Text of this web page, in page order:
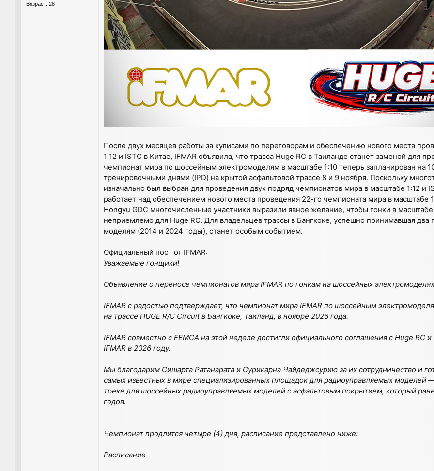
Возраст: 28
После двух месяцев работы за кулисами по переговорам и обеспечению нового места
1:12 и ISTC в Китае, IFMAR объявила, что трасса Huge RC в Таиланде станет заменой для
чемпионат мира по шоссейным электромоделям в масштабе 1:10 теперь запланирован на
тренировочными днями (IPD) на крытой асфальтовой трассе 8 и 9 ноября. Поскольку
изначально был выбран для проведения двух подряд чемпионатов мира в масштабе 1:12 и
работает над обеспечением нового места проведения 22-го чемпионата мира в масштабе
Hongyu GDC многочисленные участники выразили явное желание, чтобы гонки в
неприемлемо для Huge RC. Для владельцев трассы в Бангкоке, успешно принимавшая
моделям (2014 и 2024 годы), станет особым событием.
Официальный пост от IFMAR:
Уважаемые гонщики!
Объявление о переносе чемпионатов мира IFMAR по гонкам на шоссейных
IFMAR с радостью подтверждает, что чемпионат мира IFMAR по шоссейным
на трассе HUGE R/C Circuit в Бангкоке, Таиланд, в ноябре 2026 года.
IFMAR совместно с FEMCA на этой неделе достигли официального соглашения с Huge
IFMAR в 2026 году.
Мы благодарим Сишарта Ратанарата и Сурикарна Чайдеджсурию за их сотрудничество и
самых известных в мире специализированных площадок для радиоуправляемых
треке для шоссейных радиоуправляемых моделей с асфальтовым покрытием, который
годов.
Чемпионат продлится четыре (4) дня, расписание представлено ниже:
Расписание